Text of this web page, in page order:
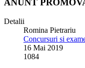
ANUNT
Detalii
Romina Pietrariu
Concursuri si
16 Mai 2019
1084